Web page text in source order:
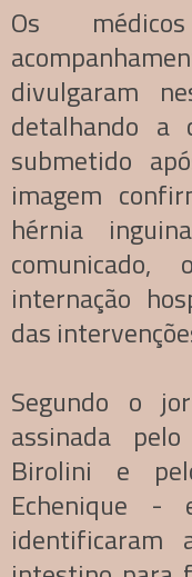
Os
divulgaram
detalhando
submetido
imagem
hérnia
comunicado,
internação
das
Segundo o
assinada
Birolini e
Echenique -
identificaram